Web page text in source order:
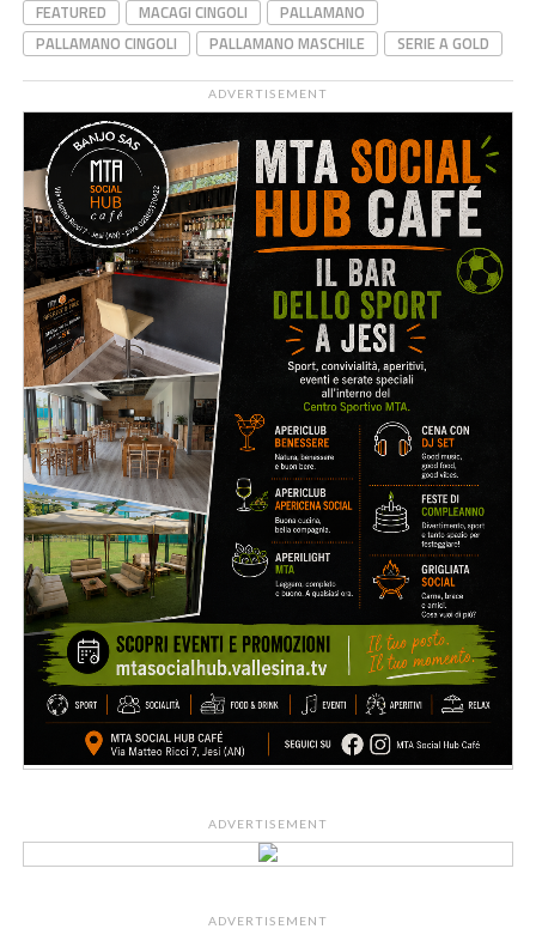
FEATURED
MACAGI CINGOLI
PALLAMANO
PALLAMANO CINGOLI
PALLAMANO MASCHILE SERIE A GOLD
ADVERTISEMENT
ADVERTISEMENT
ADVERTISEMENT